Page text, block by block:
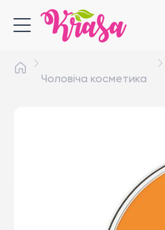
Чоловіча косметика